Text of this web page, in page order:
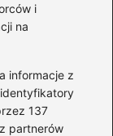
i
na
informacje z
137
partnerów